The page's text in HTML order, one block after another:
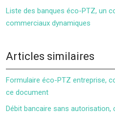
Liste des banques éco-PTZ, un
commerciaux dynamiques
Articles similaires
Formulaire éco-PTZ entreprise,
ce document
Débit bancaire sans